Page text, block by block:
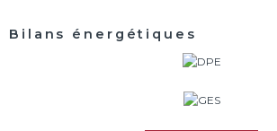
Bilans énergétiques